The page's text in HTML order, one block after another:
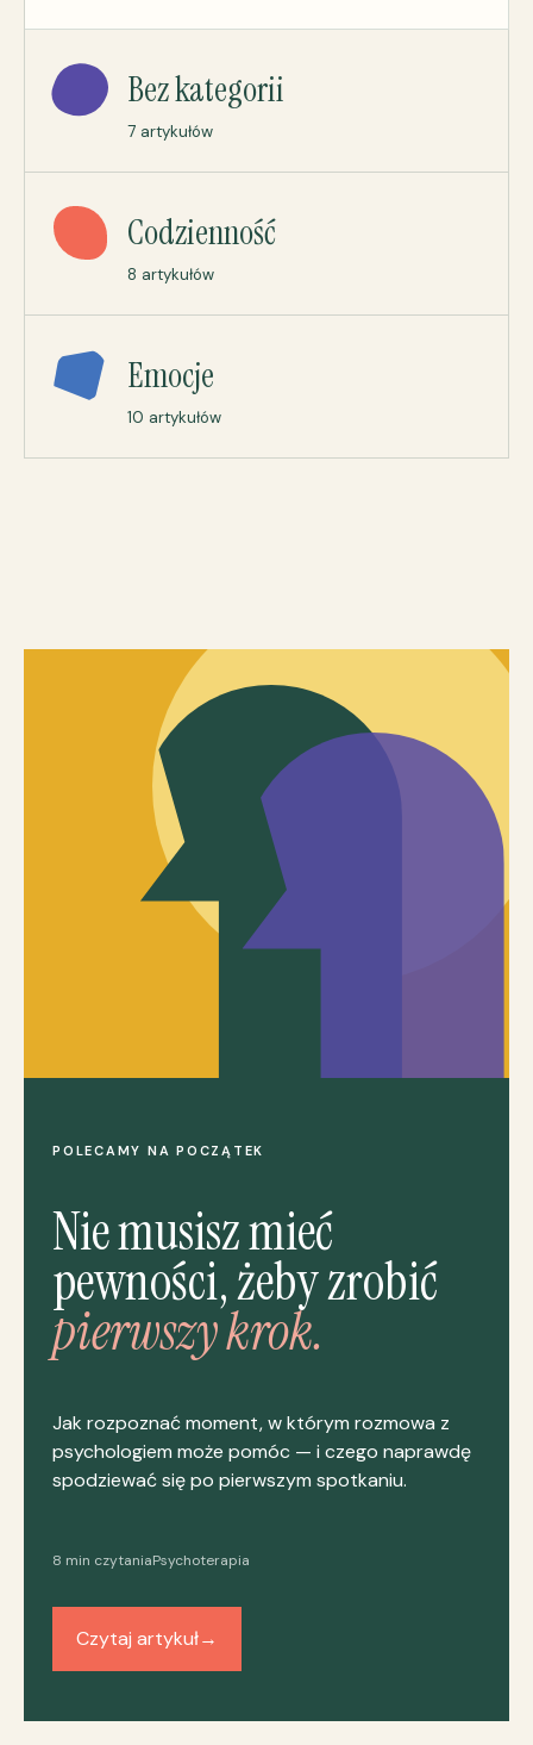
Bez kategorii
7 artykułów
Codzienność
8 artykułów
Emocje
10 artykułów
POLECAMY NA POCZĄTEK
Nie musisz mieć
pewności, żeby zrobić
pierwszy krok.
Jak rozpoznać moment, w którym rozmowa z
psychologiem może pomóc — i czego naprawdę
spodziewać się po pierwszym spotkaniu.
8 min czytaniaPsychoterapia
Czytaj artykuł→